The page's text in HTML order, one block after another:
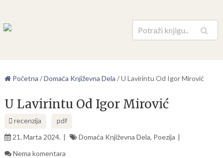
Pretraga
Početna /Domaća Književna Dela /U Lavirintu Od Igor Mirović
U Lavirintu Od Igor Mirović
recenzija
pdf
21. Marta 2024.
Domaća Književna Dela, Poezija
Nema komentara